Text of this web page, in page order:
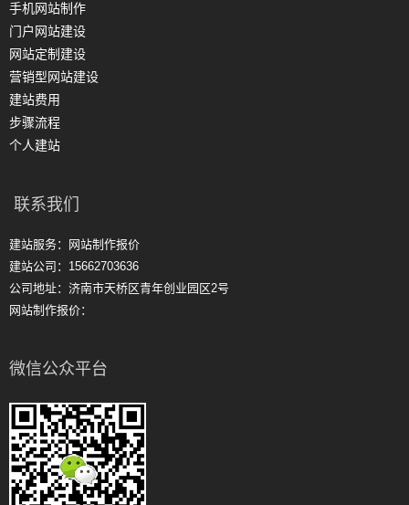
手机网站制作
门户网站建设
网站定制建设
营销型网站建设
建站费用
步骤流程
个人建站
联系我们
建站服务：网站制作报价
建站公司：15662703636
公司地址：济南市天桥区青年创业园区2号
网站制作报价：
微信公众平台